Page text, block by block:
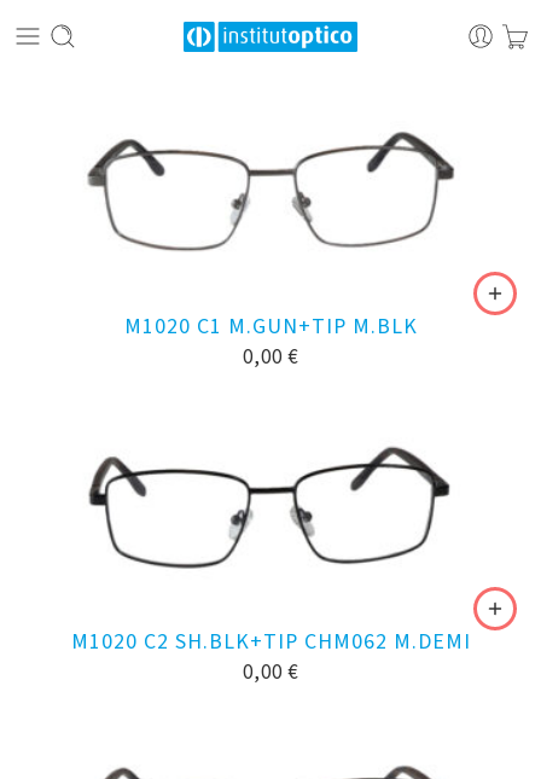
M1020 C1 M.GUN+TIP M.BLK
0,00 €
M1020 C2 SH.BLK+TIP CHM062 M.DEMI
0,00 €